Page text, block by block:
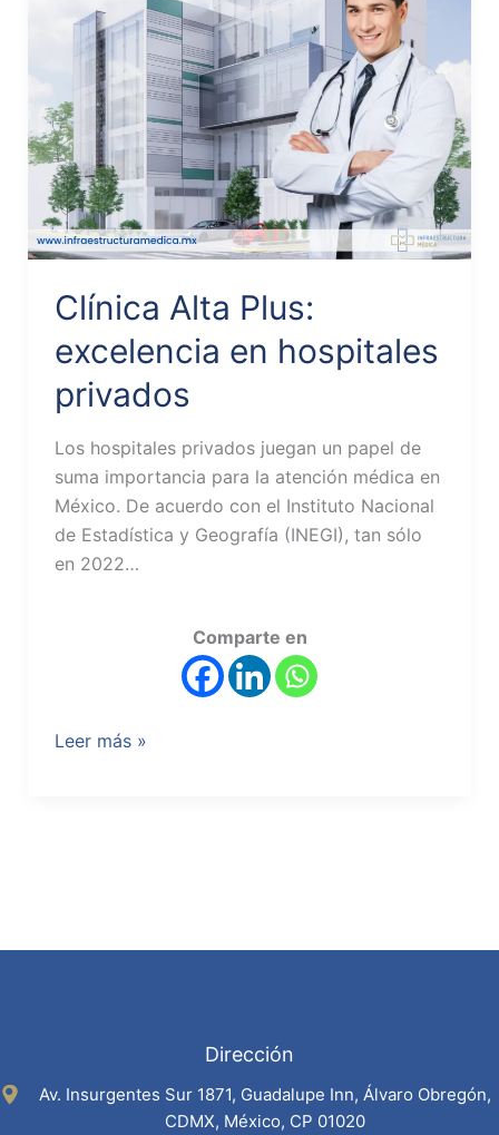
Clínica Alta Plus:
excelencia en hospitales
privados
Los hospitales privados juegan un papel de
suma importancia para la atención médica en
México. De acuerdo con el Instituto Nacional
de Estadística y Geografía (INEGI), tan sólo
en 2022…
Comparte en
hospitales
privados
Leer más »
Dirección
Av. Insurgentes Sur 1871, Guadalupe Inn, Álvaro Obregón,
CDMX, México, CP 01020